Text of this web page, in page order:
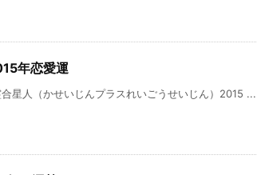
年恋愛運
星人（かせいじんプラスれいごうせいじん）2015 ...